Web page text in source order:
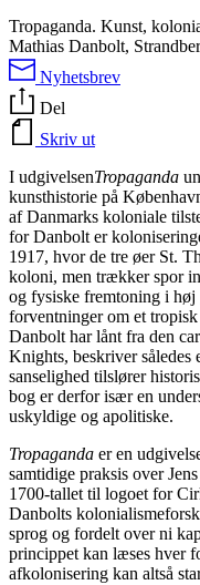
Tropaganda. Kunst,
Mathias Danbolt,
Nyhetsbrev
Del
Skriv ut
I udgivelsenTropaganda
kunsthistorie på
af Danmarks koloniale
for Danbolt er
1917, hvor de tre øer St.
koloni, men trækker spor
og fysiske fremtoning i høj
forventninger om et
Danbolt har lånt fra den
Knights, beskriver
sanselighed tilslører
bog er derfor især en
uskyldige og apolitiske.
Tropaganda er en
samtidige praksis over
1700-tallet til logoet for
Danbolts
sprog og fordelt over ni
princippet kan læses hver
afkolonisering kan altså